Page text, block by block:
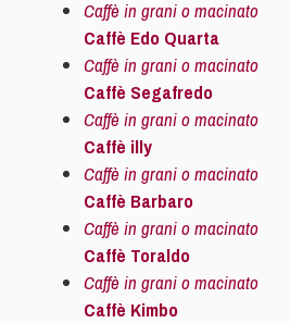
Caffè in grani o macinato
Caffè Edo Quarta
Caffè in grani o macinato
Caffè Segafredo
Caffè in grani o macinato
Caffè illy
Caffè in grani o macinato
Caffè Barbaro
Caffè in grani o macinato
Caffè Toraldo
Caffè in grani o macinato
Caffè Kimbo